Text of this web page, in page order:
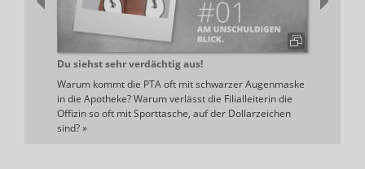
Du siehst sehr verdächtig aus!
Warum kommt die PTA oft mit schwarzer Augenmaske
in die Apotheke? Warum verlässt die Filialleiterin die
Offizin so oft mit Sporttasche, auf der Dollarzeichen
sind?»